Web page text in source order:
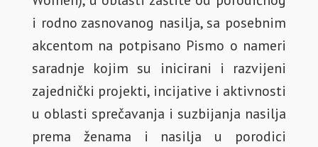
i rodno zasnovanog nasilja, sa posebnim
akcentom na potpisano Pismo o nameri
saradnje kojim su inicirani i razvijeni
zajednički projekti, incijative i aktivnosti
u oblasti sprečavanja i suzbijanja nasilja
prema ženama i nasilja u porodici